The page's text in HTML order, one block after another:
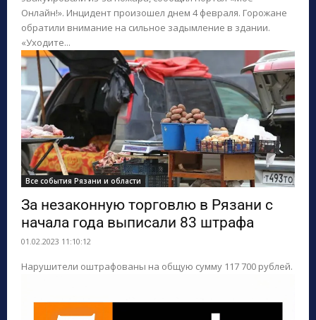
Онлайн!». Инцидент произошел днем 4 февраля. Горожане
обратили внимание на сильное задымление в здании.
«Уходите...
Все события Рязани и области
За незаконную торговлю в Рязани с
начала года выписали 83 штрафа
01.02.2023 11:10:12
Нарушители оштрафованы на общую сумму 117 700 рублей.